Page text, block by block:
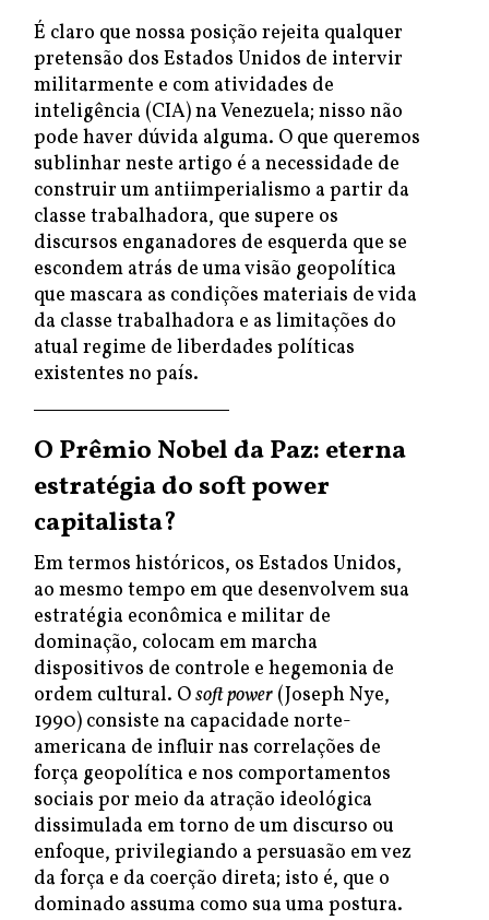
É claro que nossa posição rejeita qualquer
pretensão dos Estados Unidos de intervir
militarmente e com atividades de
inteligência (CIA) na Venezuela; nisso não
pode haver dúvida alguma. O que queremos
sublinhar neste artigo é a necessidade de
construir um antiimperialismo a partir da
classe trabalhadora, que supere os
discursos enganadores de esquerda que se
escondem atrás de uma visão geopolítica
que mascara as condições materiais de vida
da classe trabalhadora e as limitações do
atual regime de liberdades políticas
existentes no país.
O Prêmio Nobel da Paz: eterna
estratégia do soft power
capitalista?
Em termos históricos, os Estados Unidos,
ao mesmo tempo em que desenvolvem sua
estratégia econômica e militar de
dominação, colocam em marcha
dispositivos de controle e hegemonia de
ordem cultural. Osoft power (Joseph Nye,
1990) consiste na capacidade norte-
americana de influir nas correlações de
força geopolítica e nos comportamentos
sociais por meio da atração ideológica
dissimulada em torno de um discurso ou
enfoque, privilegiando a persuasão em vez
da força e da coerção direta; isto é, que o
dominado assuma como sua uma postura.